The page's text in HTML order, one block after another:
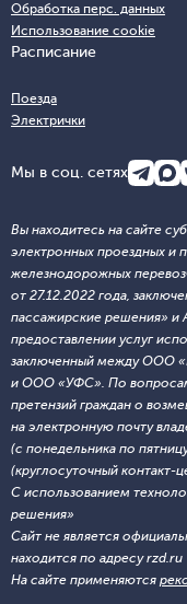
Обработка перс. данных
Использование cookie
Расписание
Поезда
Электрички
Мы в соц. сетях
Вы находитесь на сайте
электронных проездных и
железнодорожных
от 27.12.2022 года,
пассажирские решения»
предоставлении услуг
заключенный между ООО
и ООО «УФС». По
претензий граждан о
на электронную почту
(с понедельника по
(круглосуточный контакт-
С использованием
решения»
Сайт не является
находится по адресу rzd.ru
На сайте применяются